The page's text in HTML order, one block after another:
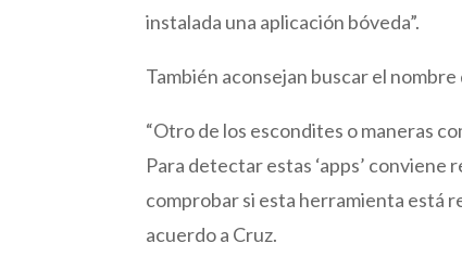
instalada una aplicación bóveda”.
También aconsejan buscar el
“Otro de los escondites o maneras
Para detectar estas ‘apps’
comprobar si esta herramienta está
acuerdo a Cruz.